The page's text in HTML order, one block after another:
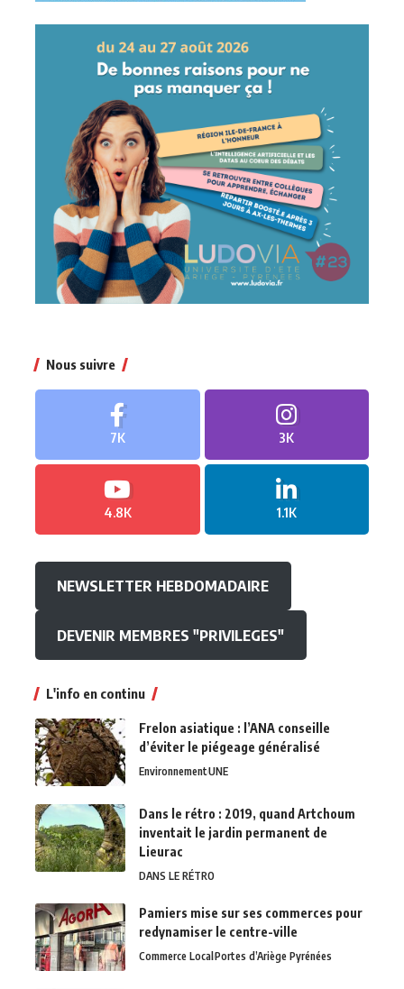
Nous suivre
7K 3K
4.8K 1.1K
NEWSLETTER HEBDOMADAIRE
DEVENIR MEMBRES "PRIVILEGES"
L'info en continu
Frelon asiatique : l’ANA conseille
d’éviter le piégeage généralisé
EnvironnementUNE
Dans le rétro : 2019, quand Artchoum
inventait le jardin permanent de
Lieurac
DANS LE RÉTRO
Pamiers mise sur ses commerces pour
redynamiser le centre-ville
Commerce Local Portes d’Ariège Pyrénées